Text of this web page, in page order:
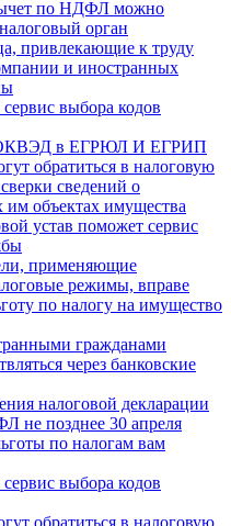
по НДФЛ можно
орган
привлекающие к труду
и иностранных
выбора кодов
ОКВЭД в ЕГРЮЛ И ЕГРИП
обратиться в налоговую
сведений о
объектах имущества
устав поможет сервис
применяющие
режимы, вправе
по налогу на имущество
гражданами
через банковские
налоговой декларации
не позднее 30 апреля
по налогам вам
выбора кодов
обратиться в налоговую